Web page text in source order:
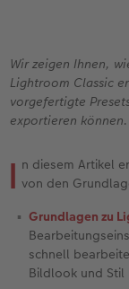
Wir zeigen Ihnen,
Lightroom Classic
vorgefertigte
exportieren können.
I n diesem Artikel
von den
Grundlagen zu
schnell
Bildlook und Stil